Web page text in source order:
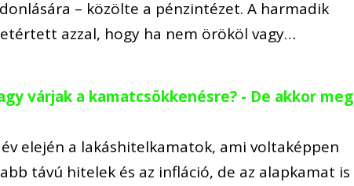
– közölte a pénzintézet. A harmadik
azzal, hogy ha nem örököl vagy…
várjak a kamatcsökkenésre? - De akkor meg
elején a lakáshitelkamatok, ami voltaképpen
távú hitelek és az infláció, de az alapkamat is